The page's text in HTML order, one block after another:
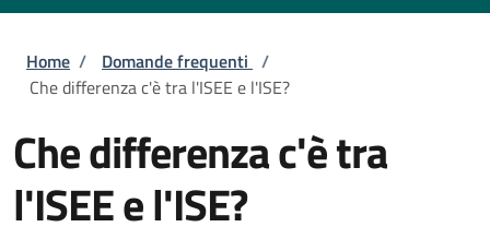
Briciole di pane
Home / Domande frequenti /
Che differenza c'è tra l'ISEE e l'ISE?
Che differenza c'è tra
l'ISEE e l'ISE?